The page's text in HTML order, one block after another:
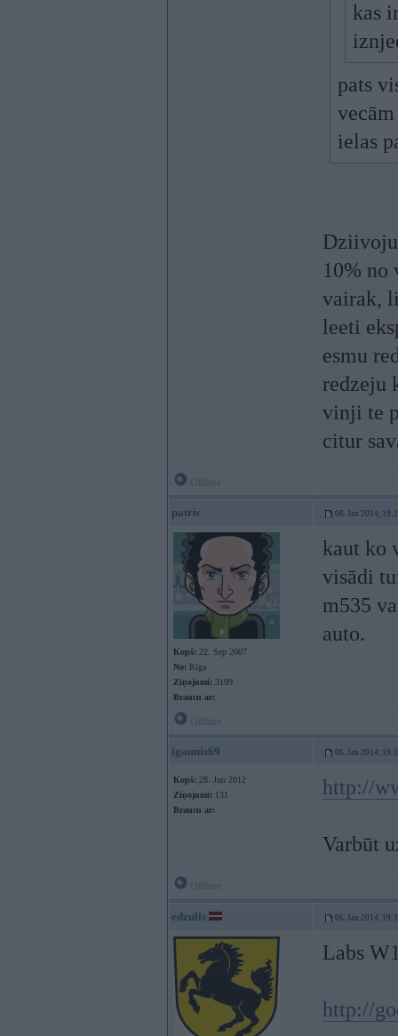
kas
pats
ielas
Dziivoju
10% no
vairak,
leeti
esmu
redzeju
vinji te
citur
patric 06. Jan 2014,
Kopš: 22. Sep 2007
No: Rīga
Ziņojumi: 3199
Braucu ar:
kaut ko
visādi
m535
auto.
igaunis69 06. Jan 2014,
Kopš: 28. Jun 2012
Ziņojumi: 131
Braucu ar:
http://
Varbūt
edzulis 06. Jan 2014,
Labs
http://